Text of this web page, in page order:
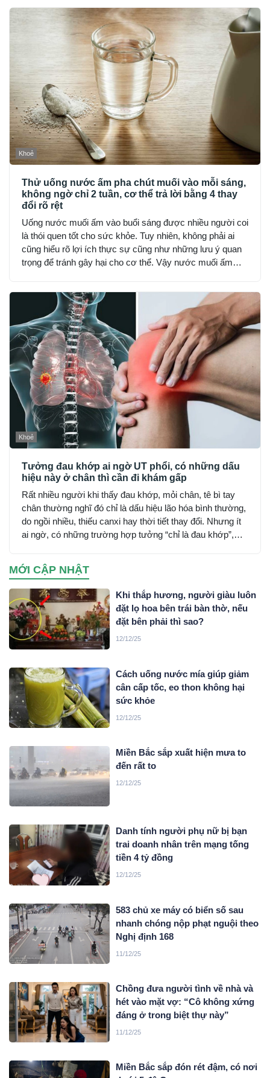
Khoẻ
Thử uống nước ấm pha chút muối vào mỗi sáng,
không ngờ chỉ 2 tuần, cơ thể trả lời bằng 4 thay
đổi rõ rệt
Uống nước muối ấm vào buổi sáng được nhiều người coi
là thói quen tốt cho sức khỏe. Tuy nhiên, không phải ai
cũng hiểu rõ lợi ích thực sự cũng như những lưu ý quan
trọng để tránh gây hại cho cơ thể. Vậy nước muối ấm
Khoẻ
Tưởng đau khớp ai ngờ UT phổi, có những dấu
hiệu này ở chân thì cần đi khám gấp
Rất nhiều người khi thấy đau khớp, mỏi chân, tê bì tay
chân thường nghĩ đó chỉ là dấu hiệu lão hóa bình thường,
do ngồi nhiều, thiếu canxi hay thời tiết thay đổi. Nhưng ít
ai ngờ, có những trường hợp tưởng “chỉ là đau khớp”,
MỚI CẬP NHẬT
Khi thắp hương, người giàu luôn
đặt lọ hoa bên trái bàn thờ, nếu
đặt bên phải thì sao?
12/12/25
Cách uống nước mía giúp giảm
cân cấp tốc, eo thon không hại
sức khỏe
12/12/25
Miền Bắc sắp xuất hiện mưa to
đến rất to
12/12/25
Danh tính người phụ nữ bị bạn
trai doanh nhân trên mạng tống
tiền 4 tỷ đồng
12/12/25
583 chủ xe máy có biển số sau
nhanh chóng nộp phạt nguội theo
Nghị định 168
11/12/25
Chồng đưa người tình về nhà và
hét vào mặt vợ: “Cô không xứng
đáng ở trong biệt thự này”
11/12/25
Miền Bắc sắp đón rét đậm, có nơi